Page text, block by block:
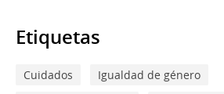
Etiquetas
Cuidados
Igualdad de género